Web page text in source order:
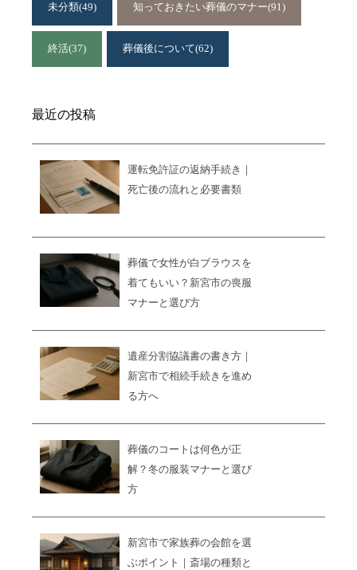
未分類(49) 知っておきたい葬儀のマナー(91)
終活(37) 葬儀後について(62)
最近の投稿
運転免許証の返納手続き｜
死亡後の流れと必要書類
葬儀で女性が白ブラウスを
着てもいい？新宮市の喪服
マナーと選び方
遺産分割協議書の書き方｜
新宮市で相続手続きを進め
る方へ
葬儀のコートは何色が正
解？冬の服装マナーと選び
方
新宮市で家族葬の会館を選
ぶポイント｜斎場の種類と